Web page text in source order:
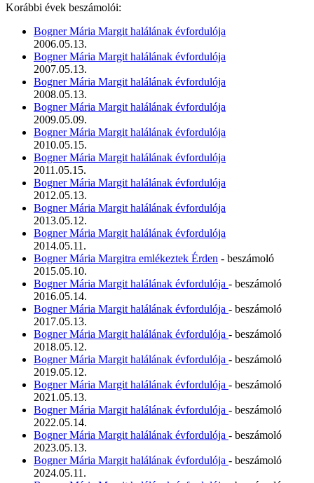
Korábbi évek beszámolói:
Bogner Mária Margit halálának évfordulója
2006.05.13.
Bogner Mária Margit halálának évfordulója
2007.05.13.
Bogner Mária Margit halálának évfordulója
2008.05.13.
Bogner Mária Margit halálának évfordulója
2009.05.09.
Bogner Mária Margit halálának évfordulója
2010.05.15.
Bogner Mária Margit halálának évfordulója
2011.05.15.
Bogner Mária Margit halálának évfordulója
2012.05.13.
Bogner Mária Margit halálának évfordulója
2013.05.12.
Bogner Mária Margit halálának évfordulója
2014.05.11.
Bogner Mária Margitra emlékeztek Érden - beszámoló
2015.05.10.
Bogner Mária Margit halálának évfordulója - beszámoló
2016.05.14.
Bogner Mária Margit halálának évfordulója - beszámoló
2017.05.13.
Bogner Mária Margit halálának évfordulója - beszámoló
2018.05.12.
Bogner Mária Margit halálának évfordulója - beszámoló
2019.05.12.
Bogner Mária Margit halálának évfordulója - beszámoló
2021.05.13.
Bogner Mária Margit halálának évfordulója - beszámoló
2022.05.14.
Bogner Mária Margit halálának évfordulója - beszámoló
2023.05.13.
Bogner Mária Margit halálának évfordulója - beszámoló
2024.05.11.